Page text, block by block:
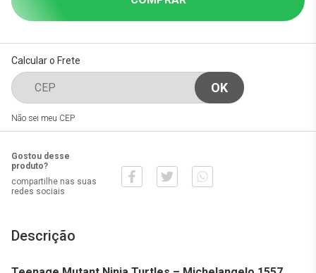
Calcular o Frete
Não sei meu CEP
Gostou desse
produto?
compartilhe nas suas
redes sociais
Descrição